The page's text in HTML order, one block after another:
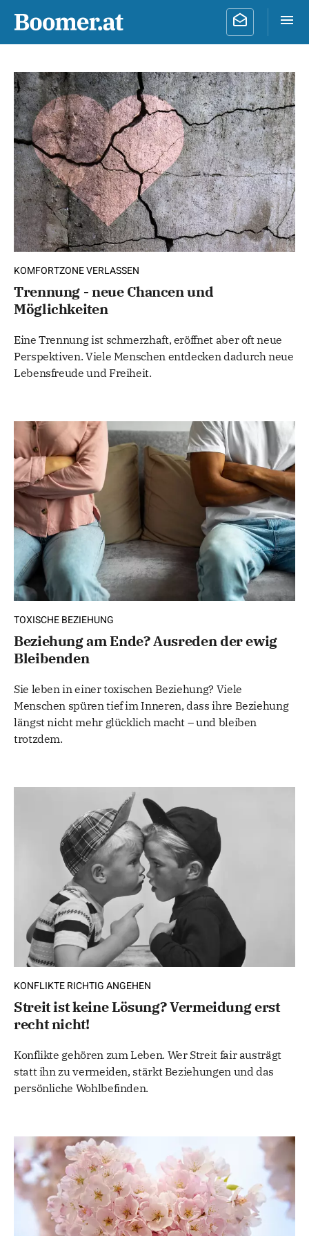
KOMFORTZONE VERLASSEN
Trennung - neue Chancen und
Möglichkeiten
Eine Trennung ist schmerzhaft, eröffnet aber oft neue
Perspektiven. Viele Menschen entdecken dadurch neue
Lebensfreude und Freiheit.
TOXISCHE BEZIEHUNG
Beziehung am Ende? Ausreden der ewig
Bleibenden
Sie leben in einer toxischen Beziehung? Viele
Menschen spüren tief im Inneren, dass ihre Beziehung
längst nicht mehr glücklich macht – und bleiben
trotzdem.
KONFLIKTE RICHTIG ANGEHEN
Streit ist keine Lösung? Vermeidung erst
recht nicht!
Konflikte gehören zum Leben. Wer Streit fair austrägt
statt ihn zu vermeiden, stärkt Beziehungen und das
persönliche Wohlbefinden.